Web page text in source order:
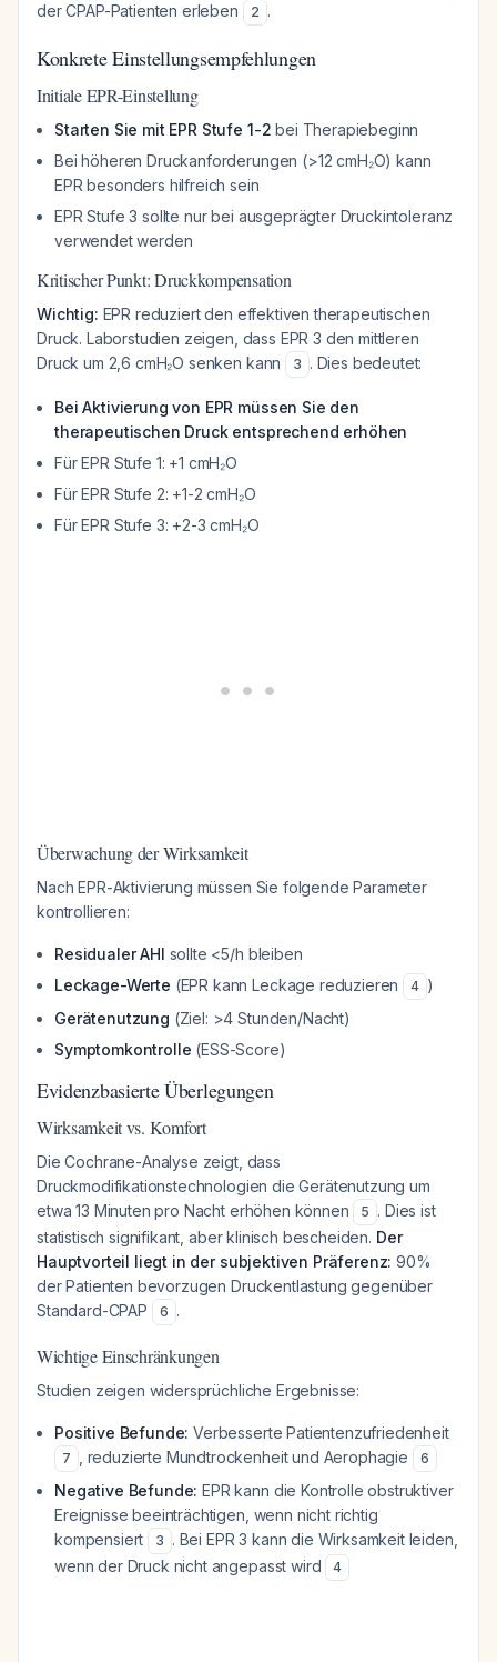
der CPAP-Patienten erleben
2 .
Konkrete Einstellungsempfehlungen
Initiale EPR-Einstellung
Starten Sie mit EPR Stufe 1-2 bei Therapiebeginn
Bei höheren Druckanforderungen (>12 cmH₂O) kann
EPR besonders hilfreich sein
EPR Stufe 3 sollte nur bei ausgeprägter Druckintoleranz
verwendet werden
Kritischer Punkt: Druckkompensation
Wichtig: EPR reduziert den effektiven therapeutischen
Druck. Laborstudien zeigen, dass EPR 3 den mittleren
Druck um 2,6 cmH₂O senken kann
3 . Dies bedeutet:
Bei Aktivierung von EPR müssen Sie den
therapeutischen Druck entsprechend erhöhen
Für EPR Stufe 1: +1 cmH₂O
Für EPR Stufe 2: +1-2 cmH₂O
Für EPR Stufe 3: +2-3 cmH₂O
Überwachung der Wirksamkeit
Nach EPR-Aktivierung müssen Sie folgende Parameter
kontrollieren:
Residualer AHI sollte <5/h bleiben
Leckage-Werte (EPR kann Leckage reduzieren 4 )
Gerätenutzung (Ziel: >4 Stunden/Nacht)
Symptomkontrolle (ESS-Score)
Evidenzbasierte Überlegungen
Wirksamkeit vs. Komfort
Die Cochrane-Analyse zeigt, dass
Druckmodifikationstechnologien die Gerätenutzung um
etwa 13 Minuten pro Nacht erhöhen können
5 . Dies ist
statistisch signifikant, aber klinisch bescheiden. Der
Hauptvorteil liegt in der subjektiven Präferenz: 90%
der Patienten bevorzugen Druckentlastung gegenüber
Standard-CPAP
6 .
Wichtige Einschränkungen
Studien zeigen widersprüchliche Ergebnisse:
Positive Befunde: Verbesserte Patientenzufriedenheit
7 , reduzierte Mundtrockenheit und Aerophagie 6
Negative Befunde: EPR kann die Kontrolle obstruktiver
Ereignisse beeinträchtigen, wenn nicht richtig
kompensiert
3 . Bei EPR 3 kann die Wirksamkeit leiden,
wenn der Druck nicht angepasst wird
4